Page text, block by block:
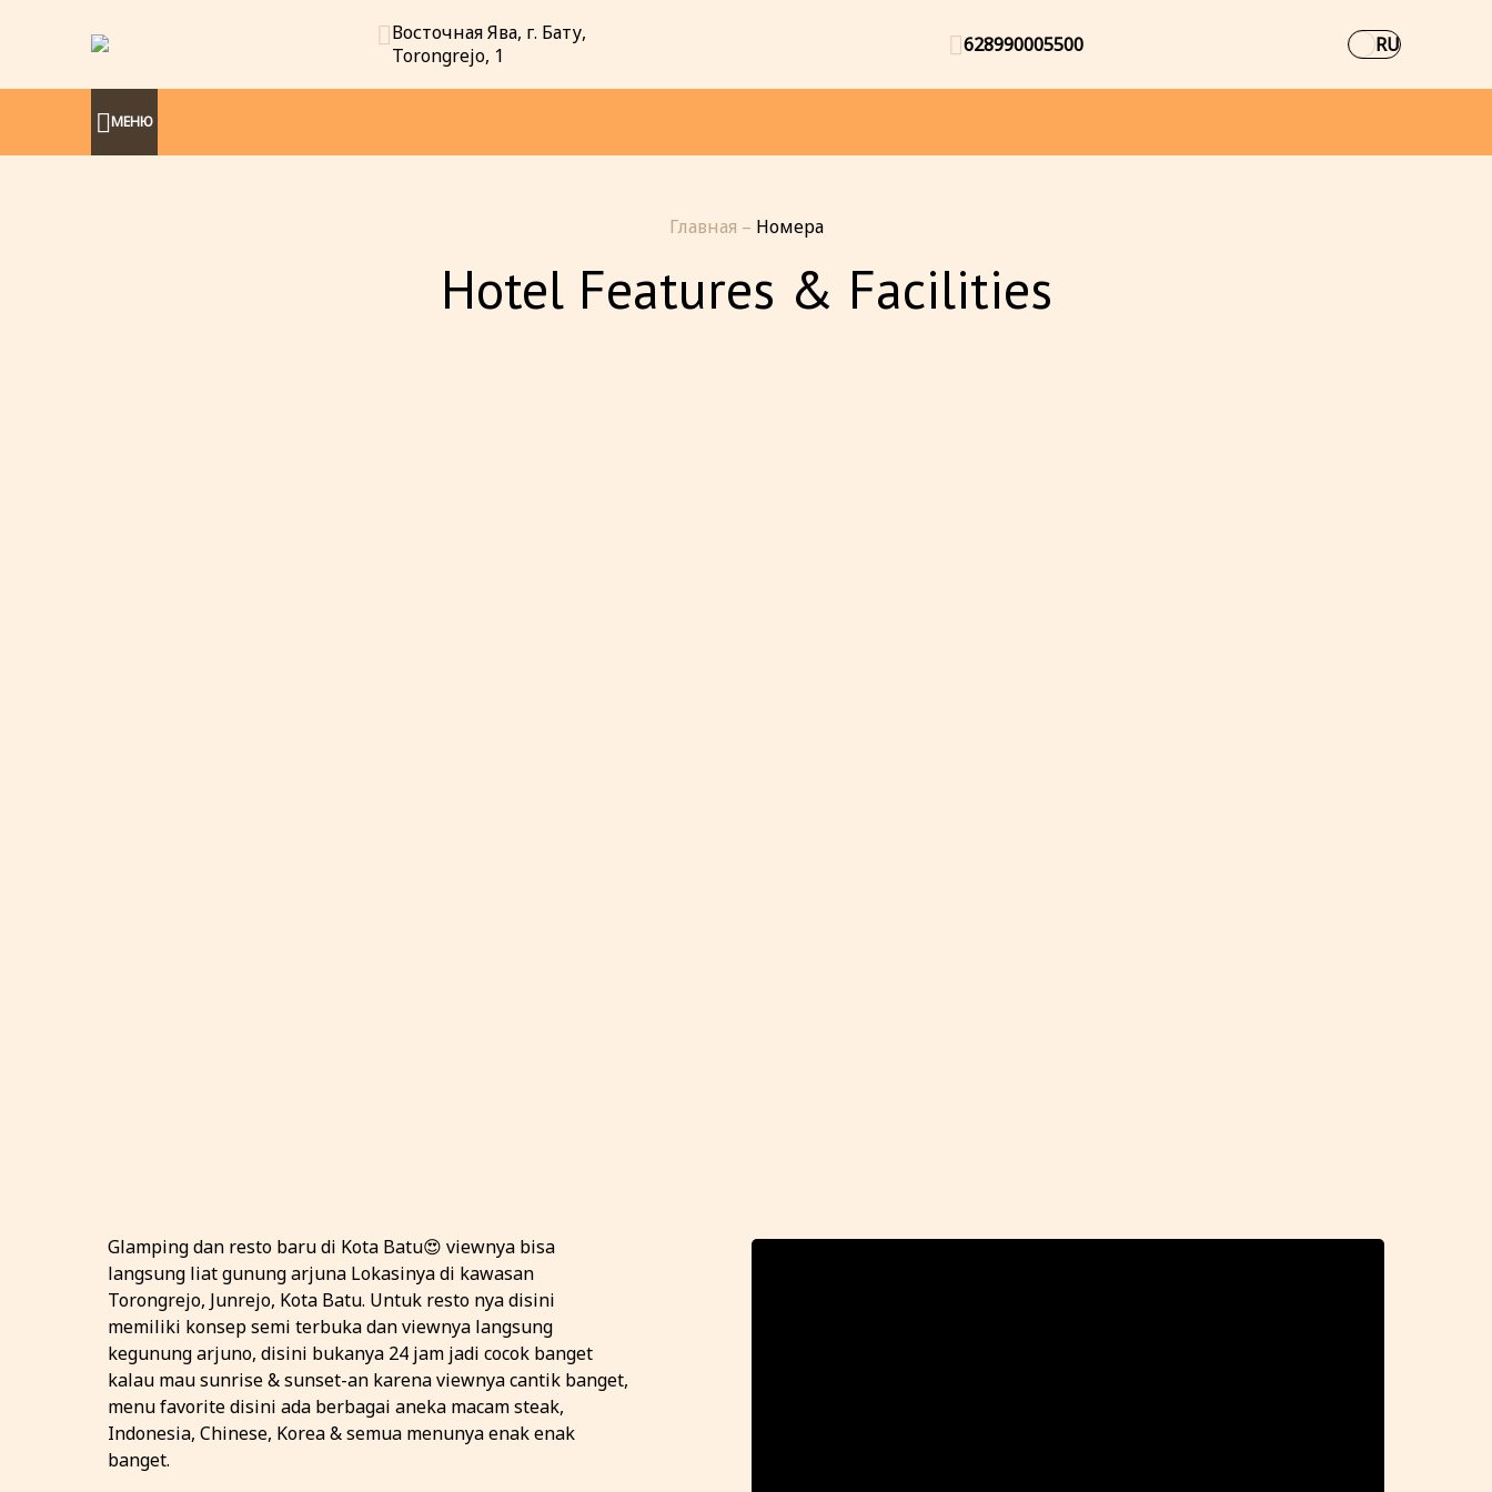
Восточная Ява, г. Бату,
Torongrejo, 1
628990005500 RU
МЕНЮ
Главная – Номера
Hotel Features & Facilities
Glamping dan resto baru di Kota Batu😍 viewnya bisa
langsung liat gunung arjuna Lokasinya di kawasan
Torongrejo, Junrejo, Kota Batu. Untuk resto nya disini
memiliki konsep semi terbuka dan viewnya langsung
kegunung arjuno, disini bukanya 24 jam jadi cocok banget
kalau mau sunrise & sunset-an karena viewnya cantik banget,
menu favorite disini ada berbagai aneka macam steak,
Indonesia, Chinese, Korea & semua menunya enak enak
banget.